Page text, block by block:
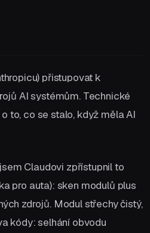
přistupovat k
AI systémům. Technické
to, co se stalo, když měla AI
jsem Claudovi zpřístupnil to
pro auta): sken modulů plus
zdrojů. Modul střechy čistý,
kódy: selhání obvodu